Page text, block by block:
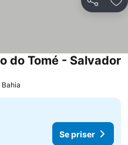
Del
do Tomé - Salvador
Se priser